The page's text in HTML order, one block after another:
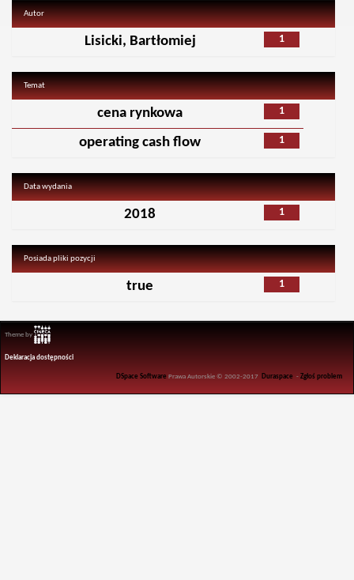
Autor
1
Lisicki, Bartłomiej
Temat
1
cena rynkowa
1
operating cash flow
Data wydania
1
2018
Posiada pliki pozycji
1
true
Theme by
Deklaracja dostępności
DSpace Software Prawa Autorskie © 2002-2017 Duraspace -Zgłoś problem